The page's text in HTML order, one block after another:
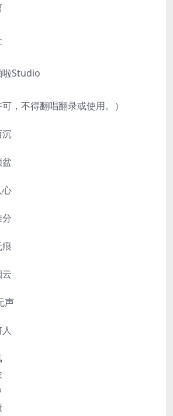
啦Studio
，不得翻唱翻录或使用。）
沉
心
声